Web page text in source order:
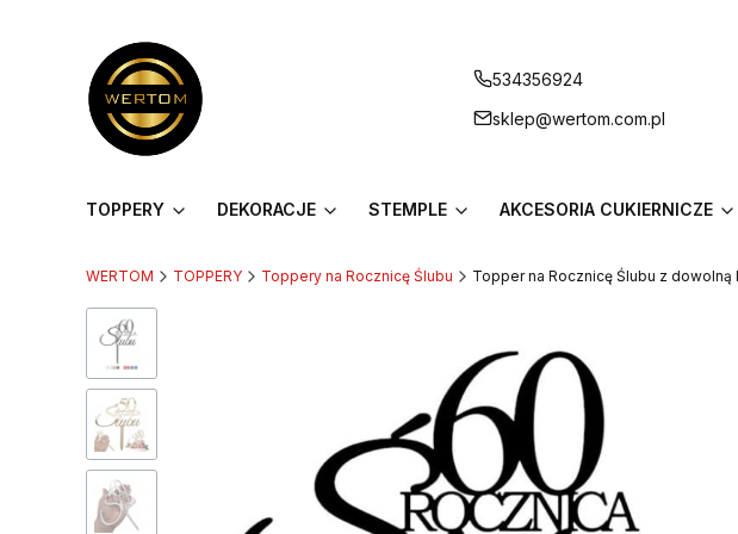
534356924
sklep@wertom.com.pl
TOPPERY DEKORACJE STEMPLE AKCESORIA CUKIERNICZE
WERTOM TOPPERY Toppery na Rocznicę Ślubu Topper na Rocznicę Ślubu z dowolną